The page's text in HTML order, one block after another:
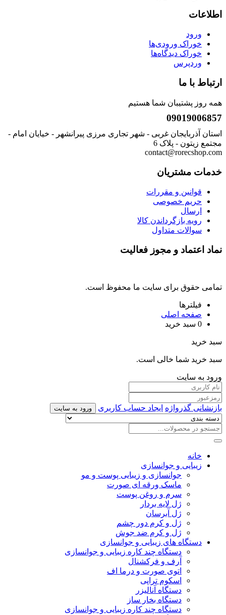
اطلاعات
ورود
خوراک ورودی‌ها
خوراک دیدگاه‌ها
وردپرس
ارتباط با ما
همه روز پشتیبان شما هستیم
09019006857
استان آذربایجان غربی - شهر تجاری مرزی پیرانشهر - خیایان امام -
مجتمع زیتون - پلاک 6
contact@rorecshop.com
خدمات مشتریان
قوانین و مقررات
حریم خصوصی
ارسال
رویه بازگرداندن کالا
سوالات متداول
نماد اعتماد و مجوز فعالیت
تمامی حقوق برای سایت ما محفوظ است.
فیلترها
صفحه اصلی
0 سبد خرید
سبد خرید
سبد خرید شما خالی است.
ورود به سایت
بازنشانی گذرواژه ایجاد حساب کاربری ورود به سایت
خانه
زیبایی و جوانسازی
جوانسازی و زیبایی پوست و مو
ماسک ورقه ای صورت
سرم و روغن پوست
ژل لایه بردار
ژل آبرسان
ژل و کرم دور چشم
ژل و کرم ضد جوش
دستگاه های زیبایی و جوانسازی
دستگاه چند کاره زیبایی و جوانسازی
آرف و فرکشنال
اتوی صورت و درما اف
اسکوم تراپی
دستگاه آنالیزر
دستگاه بخار ساز
دستگاه چند کاره زیبایی و جوانسازی